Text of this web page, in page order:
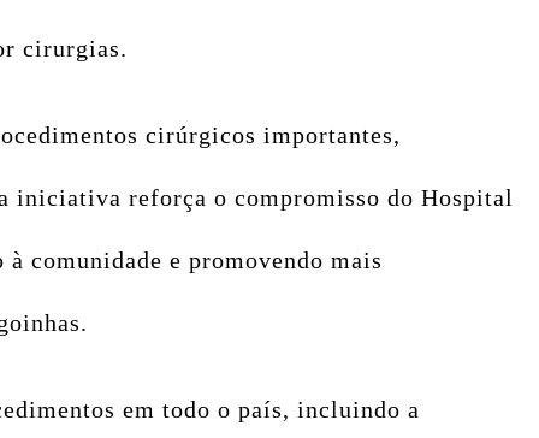
cirurgias.
cirúrgicos importantes,
iniciativa reforça o compromisso do Hospital
comunidade e promovendo mais
em todo o país, incluindo a